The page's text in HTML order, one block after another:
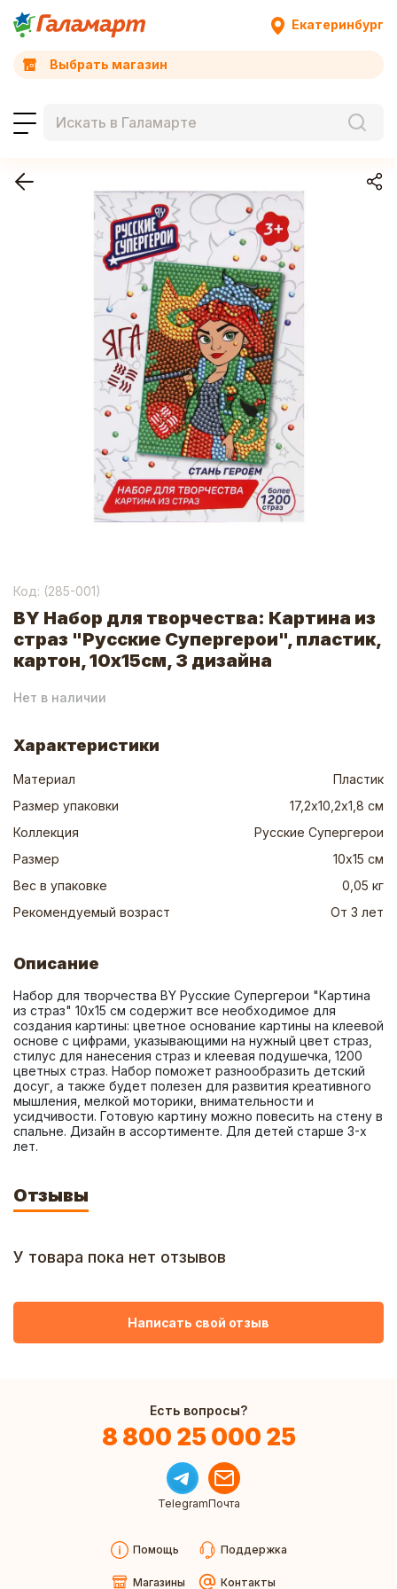
Екатеринбург
Выбрать магазин
Код: (285-001)
BY Набор для творчества: Картина из
страз "Русские Супергерои", пластик,
картон, 10х15см, 3 дизайна
Нет в наличии
Характеристики
Материал
Пластик
Размер упаковки
17,2х10,2х1,8 см
Коллекция
Русские Супергерои
Размер
10х15 см
Вес в упаковке
0,05 кг
Рекомендуемый возраст
От 3 лет
Описание
Набор для творчества BY Русские Супергерои "Картина
из страз" 10х15 см содержит все необходимое для
создания картины: цветное основание картины на клеевой
основе с цифрами, указывающими на нужный цвет страз,
стилус для нанесения страз и клеевая подушечка, 1200
цветных страз. Набор поможет разнообразить детский
досуг, а также будет полезен для развития креативного
мышления, мелкой моторики, внимательности и
усидчивости. Готовую картину можно повесить на стену в
спальне. Дизайн в ассортименте. Для детей старше 3-х
лет.
Отзывы
У товара пока нет отзывов
Написать свой отзыв
Есть вопросы?
8 800 25 000 25
TelegramПочта
Помощь Поддержка
Магазины Контакты